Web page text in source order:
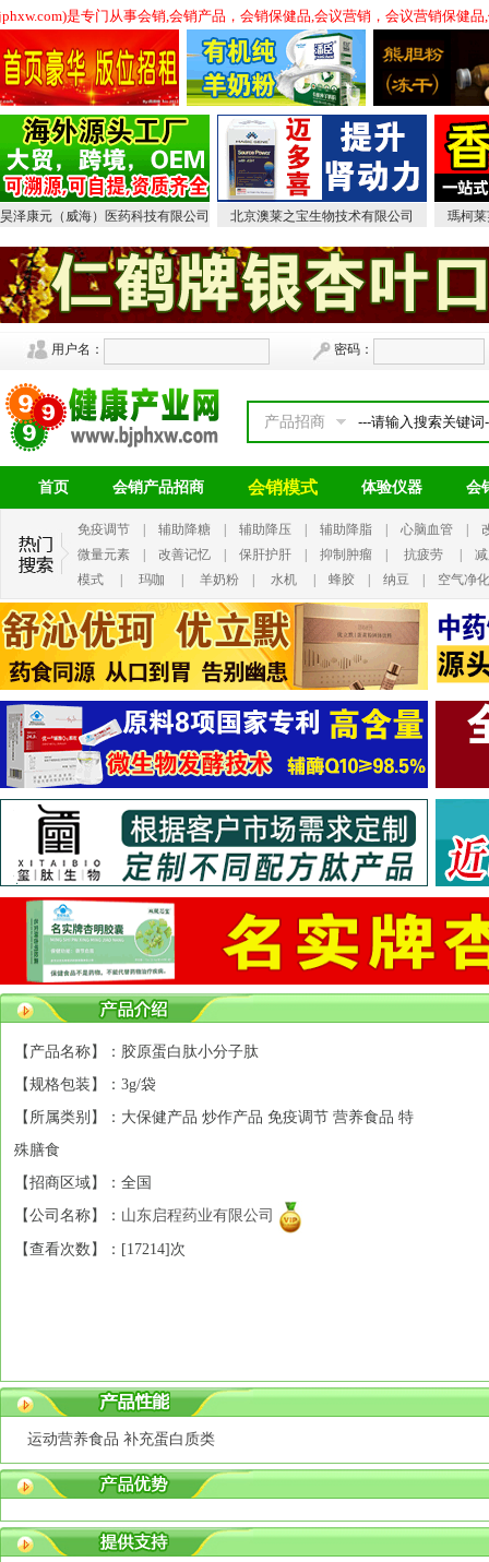
是专门从事会销,会销产品，会销保健品,会议营销，会议营销保健品
昊泽康元（威海）医药科技有限公司 北京澳莱之宝生物技术有限公司 瑪柯
用户名： 密码：
产品招商
首页 会销产品招商 会销模式 体验仪器 会
免疫调节 辅助降糖 辅助降压 辅助降脂 心脑血管
微量元素
改善记忆 保肝护肝 抑制肿瘤 抗疲劳
模式
玛咖 羊奶粉 水机 蜂胶 纳豆 空气净
【产品名称】：胶原蛋白肽小分子肽
【规格包装】：3g/袋
【所属类别】：大保健产品 炒作产品 免疫调节 营养食品 特
殊膳食
【招商区域】：全国
【公司名称】： 山东启程药业有限公司
【查看次数】：[17214]次
运动营养食品 补充蛋白质类